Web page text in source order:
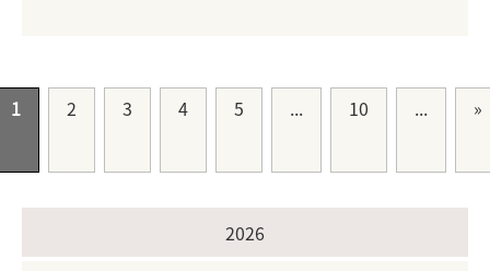
1 2 3 4 5 ... 10 ... »
2026